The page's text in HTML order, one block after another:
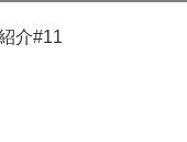
介#11